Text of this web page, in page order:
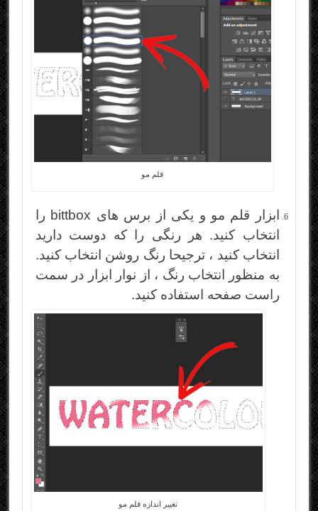
قلم مو
ابزار قلم مو و یکی از برس های bittbox را
انتخاب کنید. هر رنگی را که دوست دارید
انتخاب کنید ، ترجیحا رنگ روشن انتخاب کنید.
به منظور انتخاب رنگ ، از نوار ابزار در سمت
راست صفحه استفاده کنید.
تغییر اندازه قلم مو